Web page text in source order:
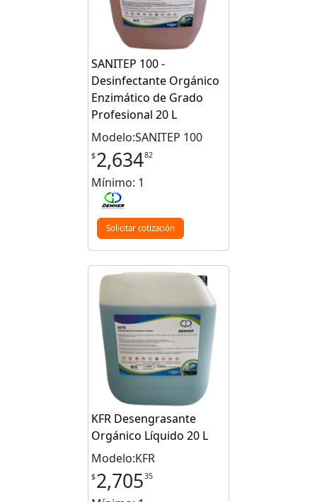
SANITEP 100 -
Desinfectante Orgánico
Enzimático de Grado
Profesional 20 L
Modelo:SANITEP 100
$2,63482
Mínimo: 1
Solicitar cotización
KFR Desengrasante
Orgánico Líquido 20 L
Modelo:KFR
$2,70535